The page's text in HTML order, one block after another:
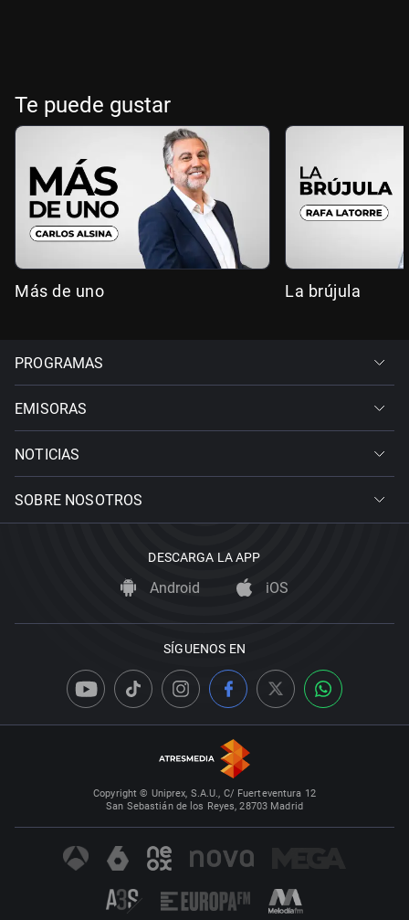
Te puede gustar
Más de uno La brújula
PROGRAMAS
EMISORAS
NOTICIAS
SOBRE NOSOTROS
DESCARGA LA APP
Android iOS
SÍGUENOS EN
Copyright © Uniprex, S.A.U., C/ Fuerteventura 12
San Sebastián de los Reyes, 28703 Madrid